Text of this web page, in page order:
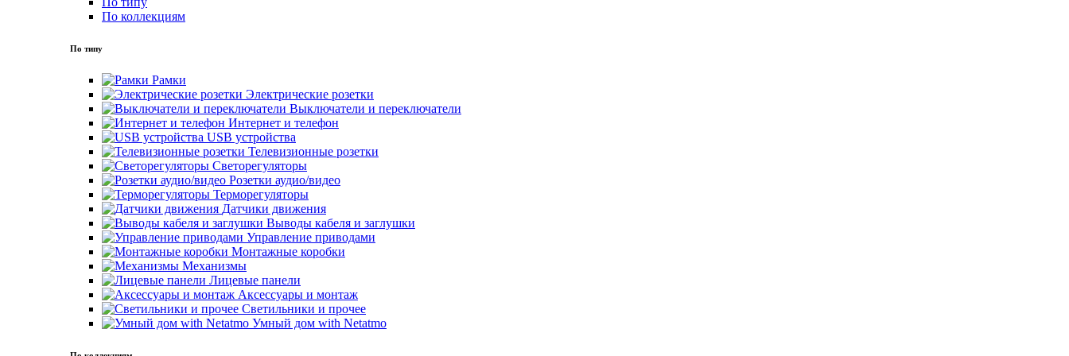
По коллекциям
По типу
Рамки
Электрические розетки
Выключатели и переключатели
Интернет и телефон
USB устройства
Телевизионные розетки
Светорегуляторы
Розетки аудио/видео
Терморегуляторы
Датчики движения
Выводы кабеля и заглушки
Управление приводами
Монтажные коробки
Механизмы
Лицевые панели
Аксессуары и монтаж
Светильники и прочее
Умный дом with Netatmo